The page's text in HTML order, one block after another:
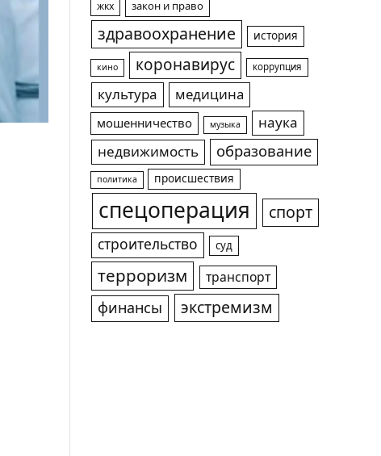
жкх закон и право
здравоохранение история
кино коронавирус коррупция
культура медицина
мошенничество музыка
наука
недвижимость
образование
политика происшествия
спецоперация спорт
строительство суд
терроризм транспорт
финансы экстремизм